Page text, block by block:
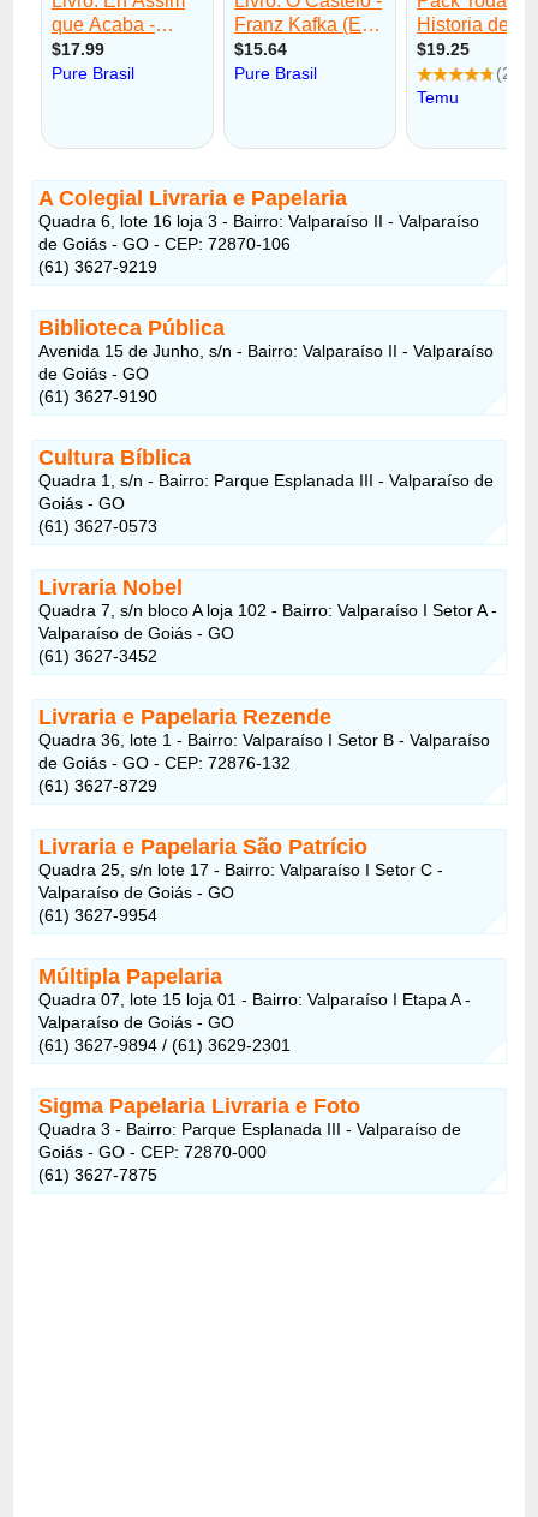
A Colegial Livraria e Papelaria
Quadra 6, lote 16 loja 3 - Bairro: Valparaíso II - Valparaíso
de Goiás - GO - CEP: 72870-106
(61) 3627-9219
Biblioteca Pública
Avenida 15 de Junho, s/n - Bairro: Valparaíso II - Valparaíso
de Goiás - GO
(61) 3627-9190
Cultura Bíblica
Quadra 1, s/n - Bairro: Parque Esplanada III - Valparaíso de
Goiás - GO
(61) 3627-0573
Livraria Nobel
Quadra 7, s/n bloco A loja 102 - Bairro: Valparaíso I Setor A -
Valparaíso de Goiás - GO
(61) 3627-3452
Livraria e Papelaria Rezende
Quadra 36, lote 1 - Bairro: Valparaíso I Setor B - Valparaíso
de Goiás - GO - CEP: 72876-132
(61) 3627-8729
Livraria e Papelaria São Patrício
Quadra 25, s/n lote 17 - Bairro: Valparaíso I Setor C -
Valparaíso de Goiás - GO
(61) 3627-9954
Múltipla Papelaria
Quadra 07, lote 15 loja 01 - Bairro: Valparaíso I Etapa A -
Valparaíso de Goiás - GO
(61) 3627-9894 / (61) 3629-2301
Sigma Papelaria Livraria e Foto
Quadra 3 - Bairro: Parque Esplanada III - Valparaíso de
Goiás - GO - CEP: 72870-000
(61) 3627-7875